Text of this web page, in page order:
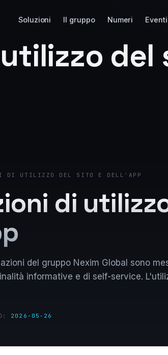
Soluzioni Il gruppo Numeri Eventi
del
DI UTILIZZO DEL SITO E DELL'APP
di
del gruppo Nexim Global sono
informative e di self-service.
2026-05-26